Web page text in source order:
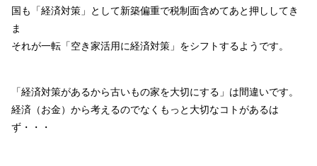
国も「経済対策」として新築偏重で税制面含めてあと押ししてき
ま
それが一転「空き家活用に経済対策」をシフトするようです。
「経済対策があるから古いもの家を大切にする」は間違いです。
経済（お金）から考えるのでなくもっと大切なコトがあるは
ず・・・